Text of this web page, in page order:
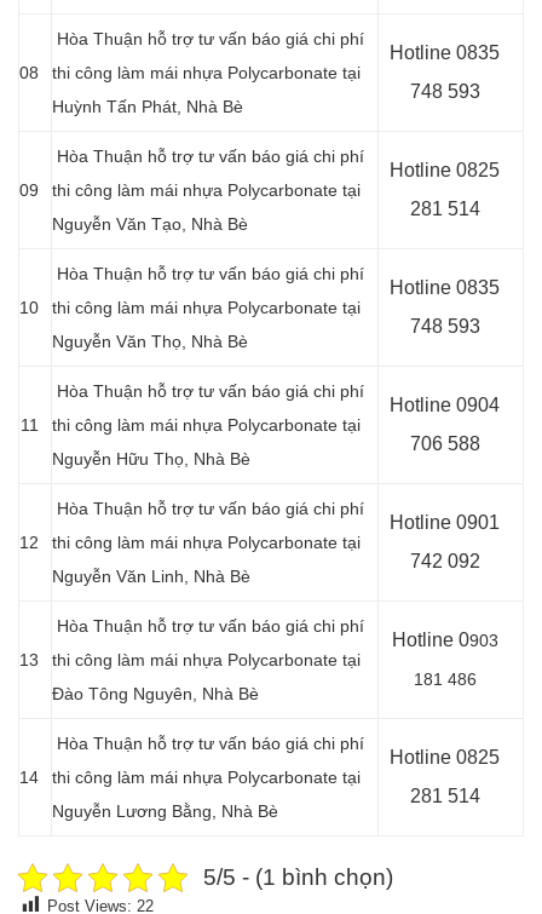
08
Hòa Thuận hỗ trợ tư vấn báo giá chi phí
thi công làm mái nhựa Polycarbonate tại
Huỳnh Tấn Phát , Nhà Bè
Hotline 0835
748 593
09
Hòa Thuận hỗ trợ tư vấn báo giá chi phí
thi công làm mái nhựa Polycarbonate tại
Nguyễn Văn Tạo, Nhà Bè
Hotline 0825
281 514
10
Hòa Thuận hỗ trợ tư vấn báo giá chi phí
thi công làm mái nhựa Polycarbonate tại
Nguyễn Văn Thọ , Nhà Bè
Hotline 0835
748 593
11
Hòa Thuận hỗ trợ tư vấn báo giá chi phí
thi công làm mái nhựa Polycarbonate tại
Nguyễn Hữu Thọ, Nhà Bè
Hotline 0904
706 588
12
Hòa Thuận hỗ trợ tư vấn báo giá chi phí
thi công làm mái nhựa Polycarbonate tại
Nguyễn Văn Linh, Nhà Bè
Hotline 0901
742 092
13
Hòa Thuận hỗ trợ tư vấn báo giá chi phí
thi công làm mái nhựa Polycarbonate tại
Đào Tông Nguyên, Nhà Bè
Hotline 0903
181 486
14
Hòa Thuận hỗ trợ tư vấn báo giá chi phí
thi công làm mái nhựa Polycarbonate tại
Nguyễn Lương Bằng, Nhà Bè
Hotline 0825
281 514
5/5 - (1 bình chọn)
Post Views: 22